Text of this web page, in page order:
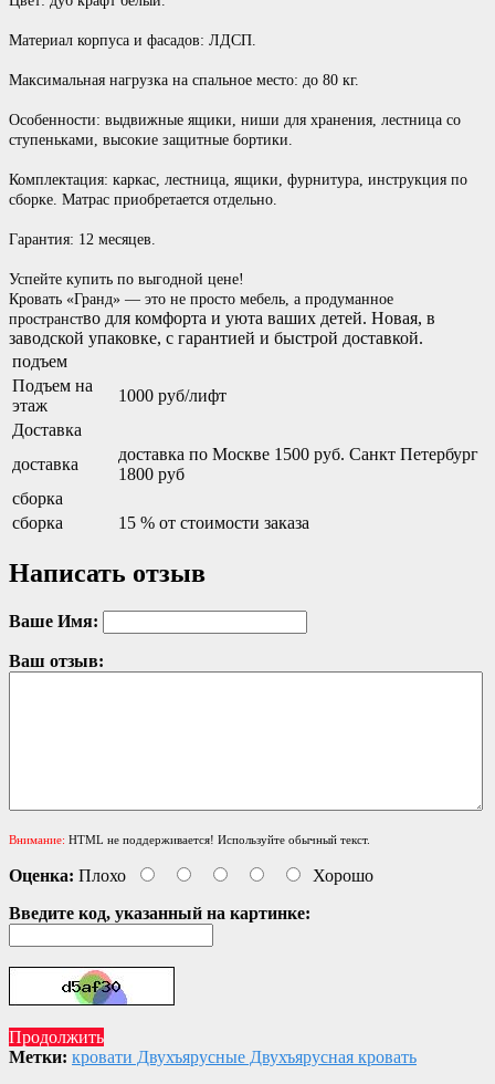
Материал корпуса и фасадов: ЛДСП.
Максимальная нагрузка на спальное место: до 80 кг.
Особенности: выдвижные ящики, ниши для хранения, лестница со
ступеньками, высокие защитные бортики.
Комплектация: каркас, лестница, ящики, фурнитура, инструкция по
сборке. Матрас приобретается отдельно.
Гарантия: 12 месяцев.
Успейте купить по выгодной цене!
Кровать «Гранд» — это не просто мебель, а продуманное
пространство для комфорта и уюта ваших детей. Новая, в
заводской упаковке, с гарантией и быстрой доставкой.
подъем
Подъем на
этаж
1000 руб/лифт
Доставка
доставка
доставка по Москве 1500 руб. Санкт Петербург
1800 руб
сборка
сборка
15 % от стоимости заказа
Написать отзыв
Ваше Имя:
Ваш отзыв:
Внимание: HTML не поддерживается! Используйте обычный текст.
Оценка: Плохо
Хорошо
Введите код, указанный на картинке:
Продолжить
Метки: кровати Двухъярусные Двухъярусная кровать